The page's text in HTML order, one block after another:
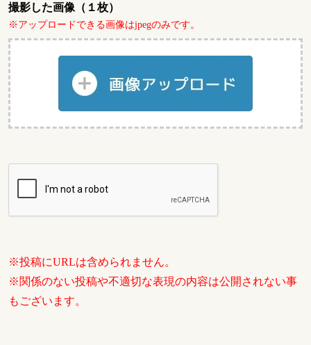
撮影した画像（１枚）
※アップロードできる画像はjpegのみです。
※投稿にURLは含められません。
※関係のない投稿や不適切な表現の内容は公開されない事
もございます。